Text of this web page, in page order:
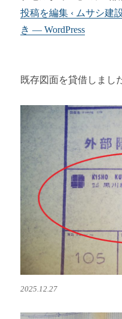
投稿を編集 ‹ ムサシ建
き — WordPress
既存図面を貸借しまし
2025.12.27